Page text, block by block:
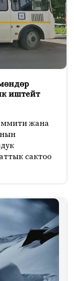
иштейт
жана
сактоо